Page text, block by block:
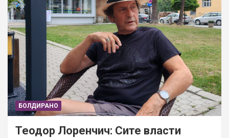
БОЛДИРАНО
Теодор Лоренчич: Сите власти